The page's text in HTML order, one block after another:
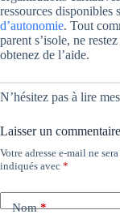
ressources disponibles
d’autonomie. Tout
parent s’isole, ne
obtenez de l’aide.
N’hésitez pas à lire
Laisser un commentaire
Votre adresse e-mail ne
indiqués avec *
Nom*